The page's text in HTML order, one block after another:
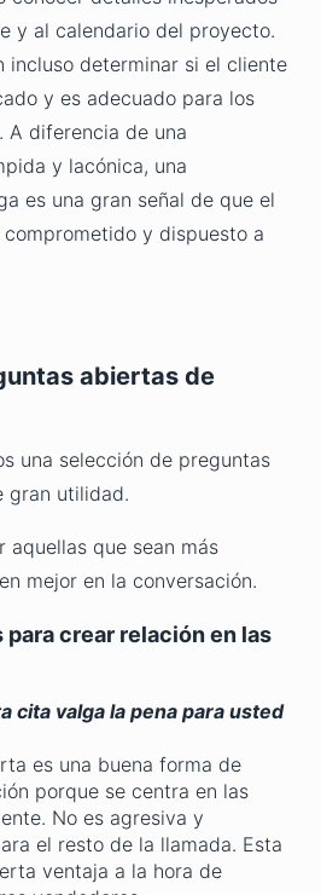
y al calendario del proyecto.
incluso determinar si el cliente
y es adecuado para los
A diferencia de una
y lacónica, una
es una gran señal de que el
y dispuesto a
abiertas de
una selección de preguntas
gran utilidad.
aquellas que sean más
mejor en la conversación.
crear relación en las
cita valga la pena para usted
es una buena forma de
porque se centra en las
No es agresiva y
el resto de la llamada. Esta
ventaja a la hora de